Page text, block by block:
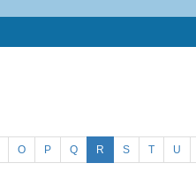
O P Q R S T U